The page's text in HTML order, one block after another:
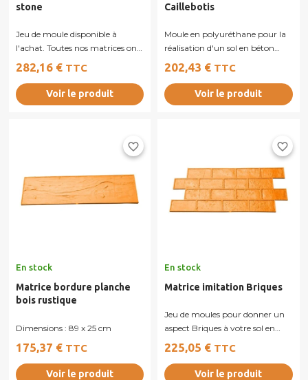
stone
Jeu de moule disponible à
l'achat. Toutes nos matrices ont
des poignées pour faciliter la
pose.
282,16 € TTC
Voir le produit
Caillebotis
Moule en polyuréthane pour la
réalisation d'un sol en béton
imitation caillebotis.
202,43 € TTC
Voir le produit
favorite_border
En stock
Matrice bordure planche
bois rustique
Dimensions : 89 x 25 cm
175,37 € TTC
Voir le produit
favorite_border
En stock
Matrice imitation Briques
Jeu de moules pour donner un
aspect Briques à votre sol en
béton imprimé.
225,05 € TTC
Voir le produit